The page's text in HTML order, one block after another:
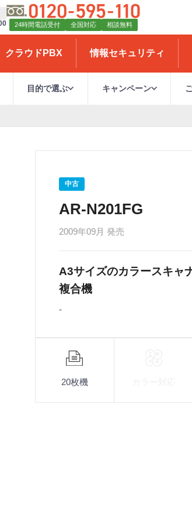
24時間電話受付 全国対応 相談無料
クラウドPBX 情報セキュリティ
目的で選ぶ キャンペーン
AR-N201FG
2009年09月 発売
中古
A3サイズのカラースキャ
複合機
-
20枚機